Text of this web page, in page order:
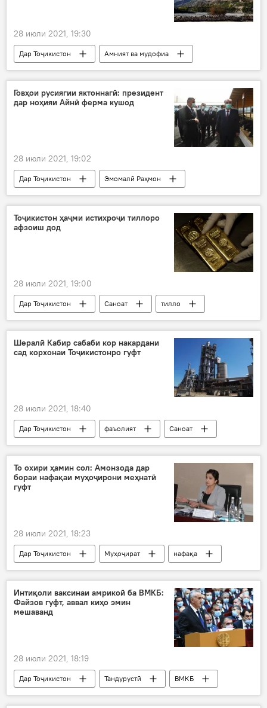
28 июли 2021, 19:30
Дар Тоҷикистон
Амният ва мудофиа
Афғонистон
боздошт
амнияти марзҳо
қочоқ
Говҳои русиягии яктоннагӣ: президент
дар ноҳияи Айнӣ ферма кушод
28 июли 2021, 19:02
Дар Тоҷикистон
Эмомалӣ Раҳмон
кишоварзӣ
Тоҷикистон ҳаҷми истихроҷи тиллоро
афзоиш дод
28 июли 2021, 19:00
Дар Тоҷикистон Саноат
тилло
Вазорати саноат ва технологияҳои нави Тоҷикистон
ихроҷ
Шералӣ Кабир сабаби кор накардани
сад корхонаи Тоҷикистонро гуфт
28 июли 2021, 18:40
Дар Тоҷикистон фаъолият
Саноат
Вазорати саноат ва технологияҳои нави Тоҷикистон
коргоҳ
То охири ҳамин сол: Амонзода дар
бораи нафақаи муҳоҷирони меҳнатӣ
гуфт
28 июли 2021, 18:23
Дар Тоҷикистон Муҳоҷират
нафақа
Дар Русия
Интиқоли ваксинаи амрикоӣ ба ВМКБ:
Файзов гуфт, аввал киҳо эмин
мешаванд
28 июли 2021, 18:19
Дар Тоҷикистон Тандурустӣ
ВМКБ
доду гирифт
ваксина